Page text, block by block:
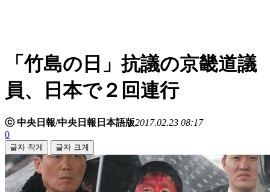
「竹島の日」抗議の京畿道議
員、日本で２回連行
ⓒ 中央日報/中央日報日本語版2017.02.23 08:17
0
글자 작게 글자 크게